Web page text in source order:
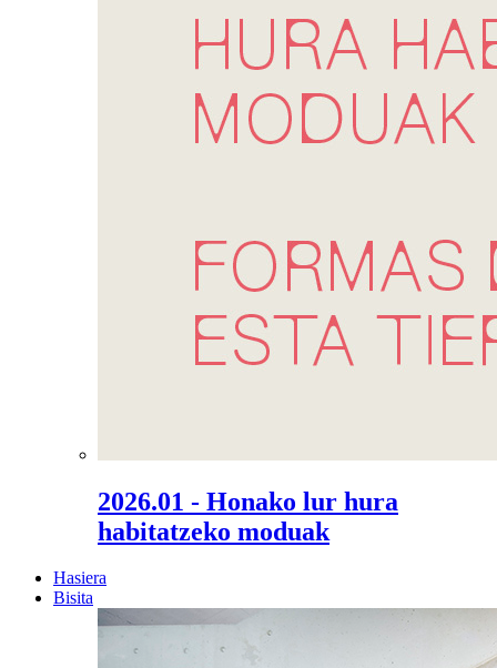
2026.01 - Honako lur hura
habitatzeko moduak
Hasiera
Bisita